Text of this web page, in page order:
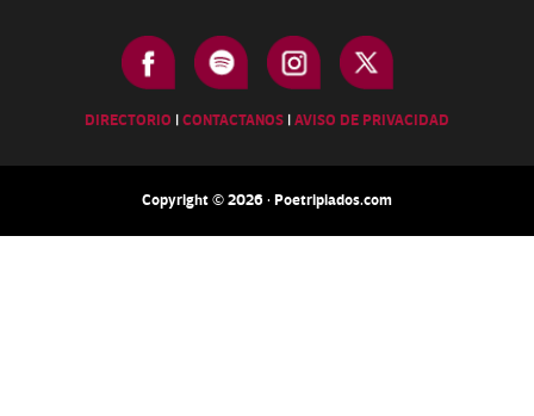
DIRECTORIO |CONTACTANOS |AVISO DE PRIVACIDAD
Copyright © 2026 · Poetripiados.com